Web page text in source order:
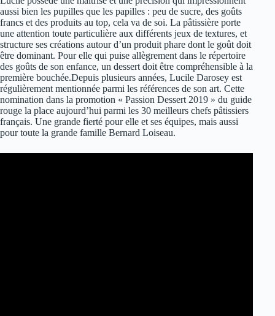
aussi bien les pupilles que les papilles : peu de sucre, des goûts
francs et des produits au top, cela va de soi. La pâtissière porte
une attention toute particulière aux différents jeux de textures, et
structure ses créations autour d’un produit phare dont le goût doit
être dominant. Pour elle qui puise allègrement dans le répertoire
des goûts de son enfance, un dessert doit être compréhensible à la
première bouchée.Depuis plusieurs années, Lucile Darosey est
régulièrement mentionnée parmi les références de son art. Cette
nomination dans la promotion « Passion Dessert 2019 » du guide
rouge la place aujourd’hui parmi les 30 meilleurs chefs pâtissiers
français. Une grande fierté pour elle et ses équipes, mais aussi
pour toute la grande famille Bernard Loiseau.